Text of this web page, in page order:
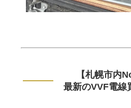
【札幌市内
最新のVVF電線